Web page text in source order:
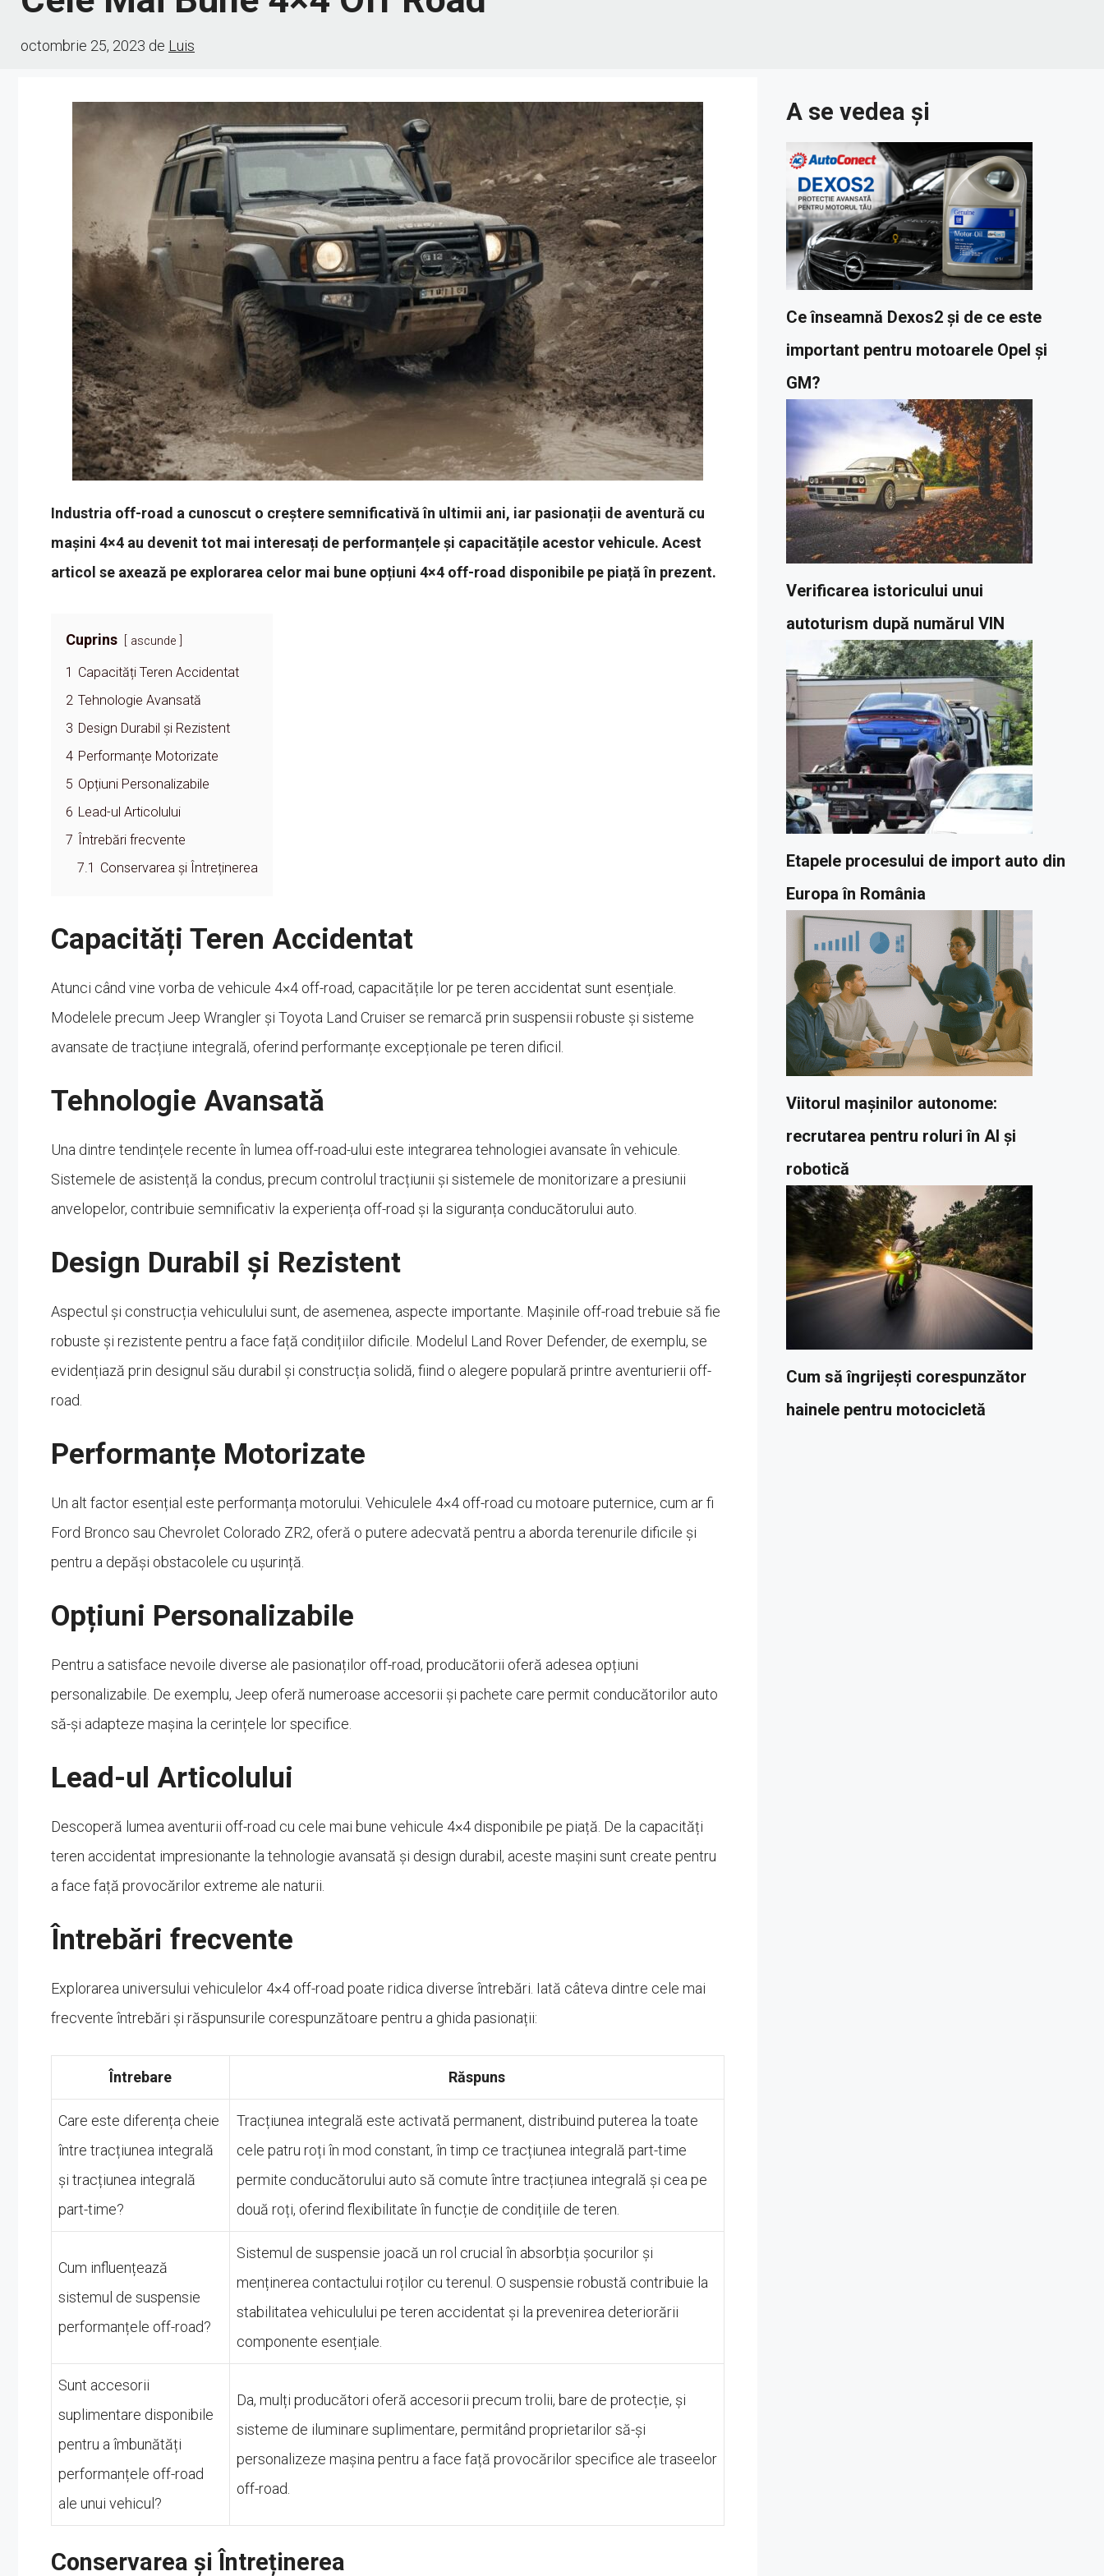
octombrie 25, 2023 de Luis
Industria off-road a cunoscut o creștere semnificativă în ultimii ani, iar pasionații de aventură cu
mașini 4×4 au devenit tot mai interesați de performanțele și capacitățile acestor vehicule. Acest
articol se axează pe explorarea celor mai bune opțiuni 4×4 off-road disponibile pe piață în prezent.
Cuprins ascunde
1 Capacități Teren Accidentat
2 Tehnologie Avansată
3 Design Durabil și Rezistent
4 Performanțe Motorizate
5 Opțiuni Personalizabile
6 Lead-ul Articolului
7 Întrebări frecvente
7.1 Conservarea și Întreținerea
Capacități Teren Accidentat
Atunci când vine vorba de vehicule 4×4 off-road, capacitățile lor pe teren accidentat sunt esențiale.
Modelele precum Jeep Wrangler și Toyota Land Cruiser se remarcă prin suspensii robuste și sisteme
avansate de tracțiune integrală, oferind performanțe excepționale pe teren dificil.
Tehnologie Avansată
Una dintre tendințele recente în lumea off-road-ului este integrarea tehnologiei avansate în vehicule.
Sistemele de asistență la condus, precum controlul tracțiunii și sistemele de monitorizare a presiunii
anvelopelor, contribuie semnificativ la experiența off-road și la siguranța conducătorului auto.
Design Durabil și Rezistent
Aspectul și construcția vehiculului sunt, de asemenea, aspecte importante. Mașinile off-road trebuie să fie
robuste și rezistente pentru a face față condițiilor dificile. Modelul Land Rover Defender, de exemplu, se
evidențiază prin designul său durabil și construcția solidă, fiind o alegere populară printre aventurierii off-
road.
Performanțe Motorizate
Un alt factor esențial este performanța motorului. Vehiculele 4×4 off-road cu motoare puternice, cum ar fi
Ford Bronco sau Chevrolet Colorado ZR2, oferă o putere adecvată pentru a aborda terenurile dificile și
pentru a depăși obstacolele cu ușurință.
Opțiuni Personalizabile
Pentru a satisface nevoile diverse ale pasionaților off-road, producătorii oferă adesea opțiuni
personalizabile. De exemplu, Jeep oferă numeroase accesorii și pachete care permit conducătorilor auto
să-și adapteze mașina la cerințele lor specifice.
Lead-ul Articolului
Descoperă lumea aventurii off-road cu cele mai bune vehicule 4×4 disponibile pe piață. De la capacități
teren accidentat impresionante la tehnologie avansată și design durabil, aceste mașini sunt create pentru
a face față provocărilor extreme ale naturii.
Întrebări frecvente
Explorarea universului vehiculelor 4×4 off-road poate ridica diverse întrebări. Iată câteva dintre cele mai
frecvente întrebări și răspunsurile corespunzătoare pentru a ghida pasionații:
Întrebare Răspuns
Care este diferența cheie
între tracțiunea integrală
și tracțiunea integrală
part-time?
Tracțiunea integrală este activată permanent, distribuind puterea la toate
cele patru roți în mod constant, în timp ce tracțiunea integrală part-time
permite conducătorului auto să comute între tracțiunea integrală și cea pe
două roți, oferind flexibilitate în funcție de condițiile de teren.
Cum influențează
sistemul de suspensie
performanțele off-road?
Sistemul de suspensie joacă un rol crucial în absorbția șocurilor și
menținerea contactului roților cu terenul. O suspensie robustă contribuie la
stabilitatea vehiculului pe teren accidentat și la prevenirea deteriorării
componente esențiale.
Sunt accesorii
suplimentare disponibile
pentru a îmbunătăți
performanțele off-road
ale unui vehicul?
Da, mulți producători oferă accesorii precum trolii, bare de protecție, și
sisteme de iluminare suplimentare, permitând proprietarilor să-și
personalizeze mașina pentru a face față provocărilor specifice ale traseelor
off-road.
Conservarea și Întreținerea
A se vedea și
Ce înseamnă Dexos2 și de ce este
important pentru motoarele Opel și
GM?
Verificarea istoricului unui
autoturism după numărul VIN
Etapele procesului de import auto din
Europa în România
Viitorul mașinilor autonome:
recrutarea pentru roluri în AI și
robotică
Cum să îngrijești corespunzător
hainele pentru motocicletă